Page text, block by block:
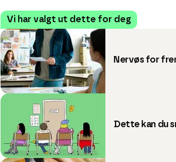
Vi har valgt ut dette for deg
Nervøs for
Dette kan du